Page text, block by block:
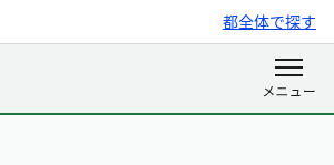
都全体で探す